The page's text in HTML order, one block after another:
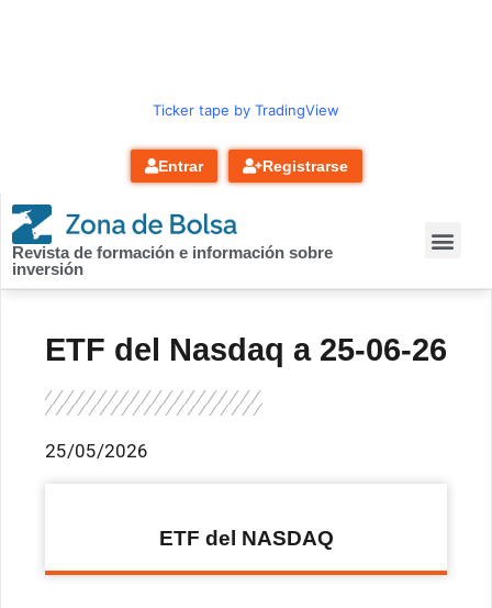
Ticker tape by TradingView
Entrar Registrarse
Revista de formación e información sobre
inversión
ETF del Nasdaq a 25-06-26
25/05/2026
ETF del NASDAQ